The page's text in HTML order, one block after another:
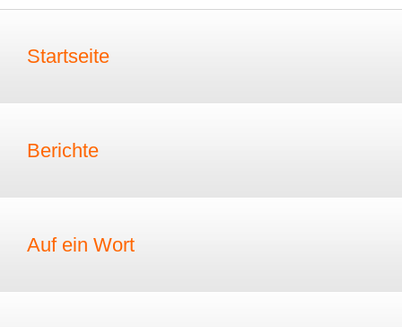
Startseite
Berichte
Auf ein Wort